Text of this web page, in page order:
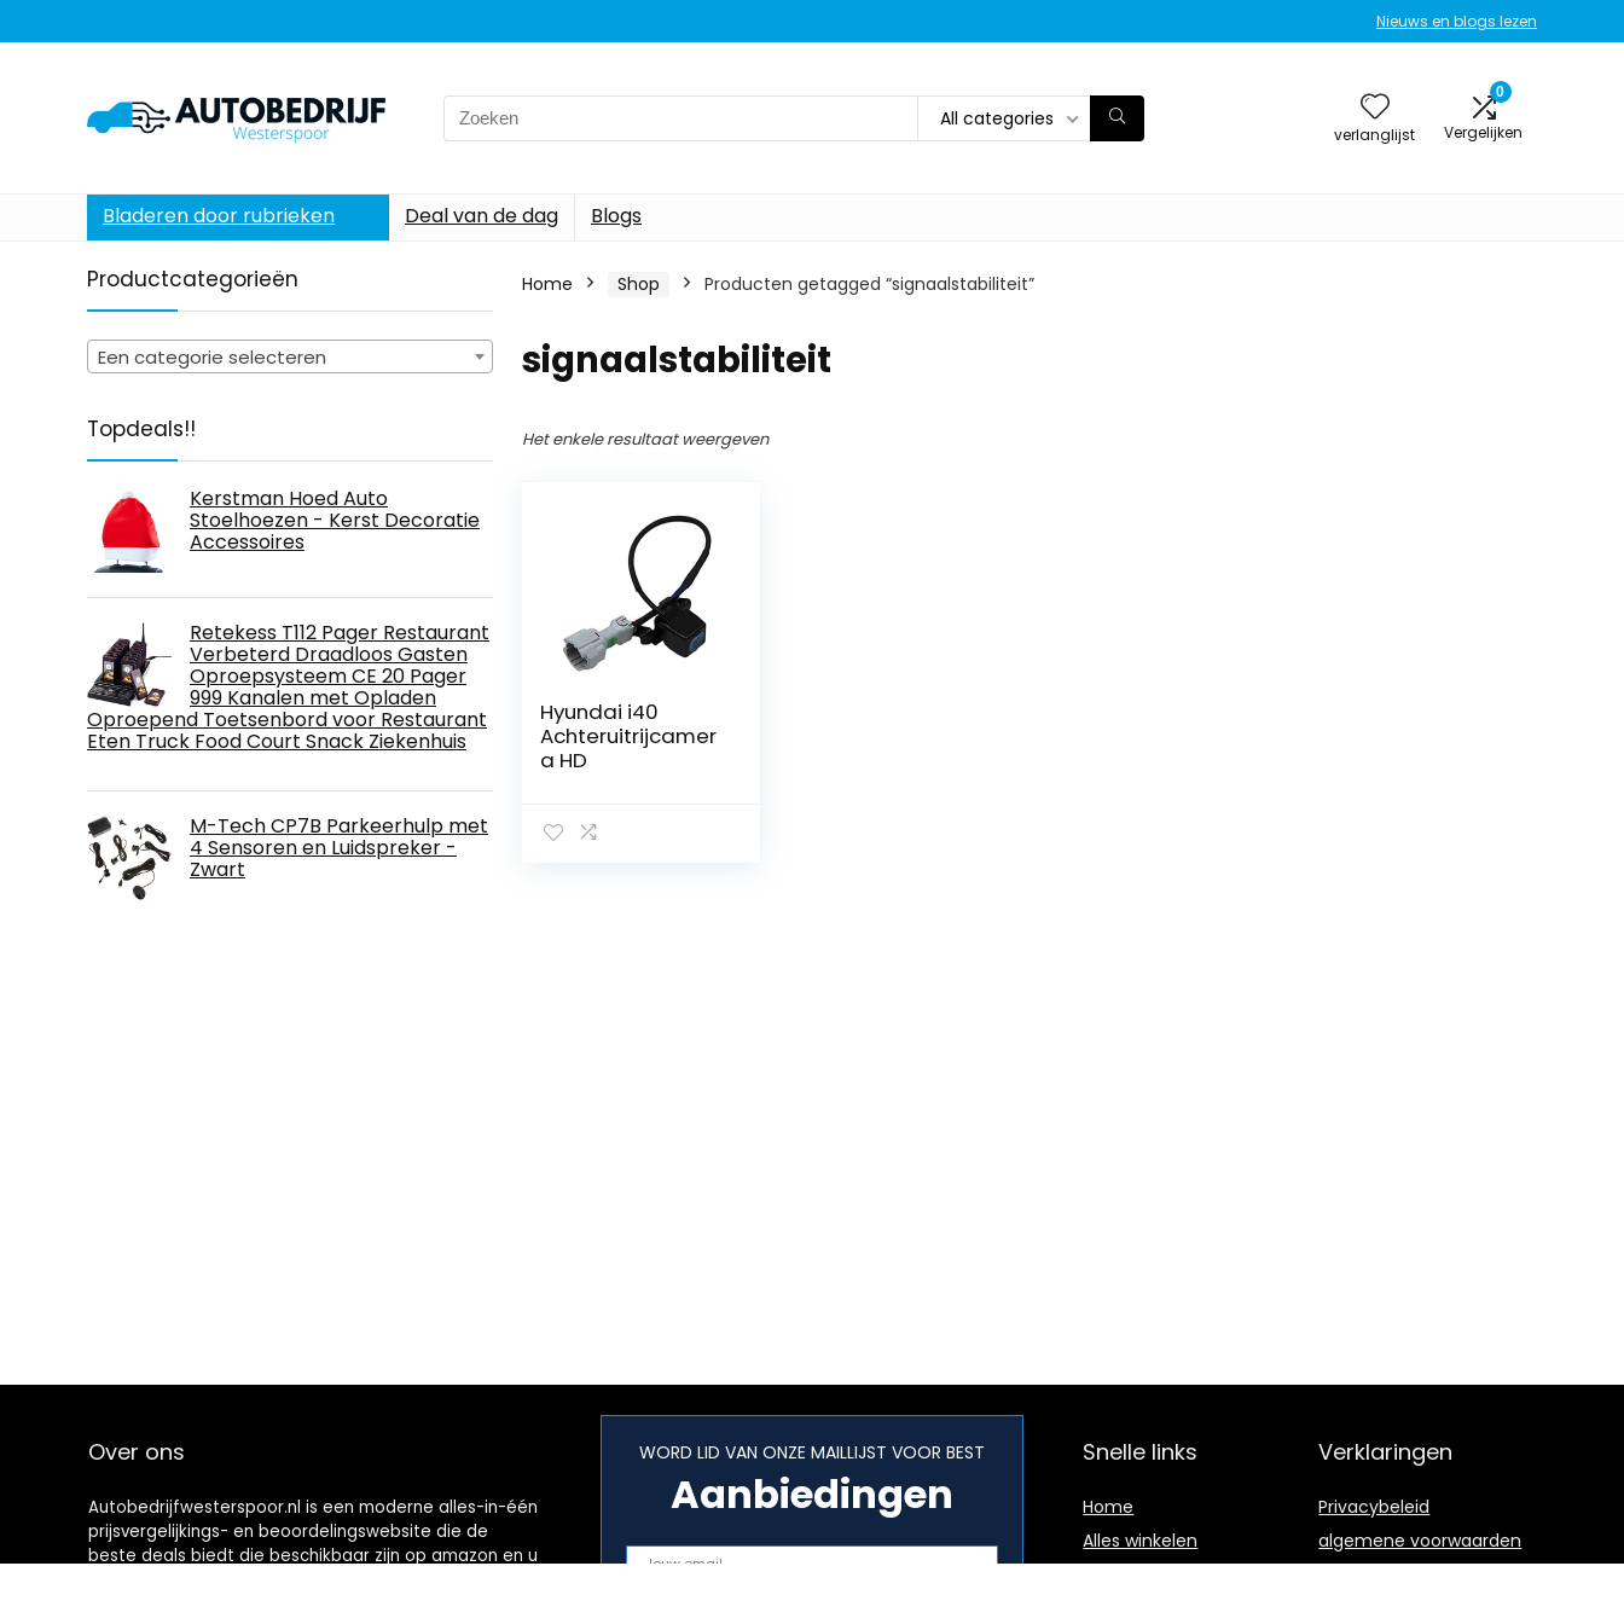
Nieuws en blogs lezen
Search
for:
All categories
verlanglijst
0
Vergelijken
Bladeren door rubrieken Deal van de dag Blogs
Productcategorieën
Een categorie selecteren
Topdeals!!
Kerstman Hoed Auto
Stoelhoezen - Kerst Decoratie
Accessoires
Retekess T112 Pager Restaurant
Verbeterd Draadloos Gasten
Oproepsysteem CE 20 Pager
999 Kanalen met Opladen
Oproepend Toetsenbord voor Restaurant
Eten Truck Food Court Snack Ziekenhuis
M-Tech CP7B Parkeerhulp met
4 Sensoren en Luidspreker -
Zwart
Home Shop Producten getagged “signaalstabiliteit”
signaalstabiliteit
Het enkele resultaat weergeven
Hyundai i40
Achteruitrijcamer
a HD
Over ons
Autobedrijfwesterspoor.nl is een moderne alles-in-één
prijsvergelijkings- en beoordelingswebsite die de
beste deals biedt die beschikbaar zijn op amazon en u
WORD LID VAN ONZE MAILLIJST VOOR BEST
Aanbiedingen
Snelle links
Home
Alles winkelen
Verklaringen
Privacybeleid
algemene voorwaarden